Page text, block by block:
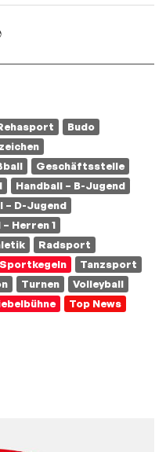
Budo
Geschäftsstelle
Handball – B-Jugend
– D-Jugend
Herren 1
Radsport
Sportkegeln
Tanzsport
Turnen
Volleyball
Top News